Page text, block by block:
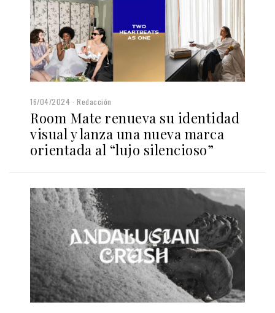
16/04/2024 Redacción
Room Mate renueva su identidad
visual y lanza una nueva marca
orientada al “lujo silencioso”